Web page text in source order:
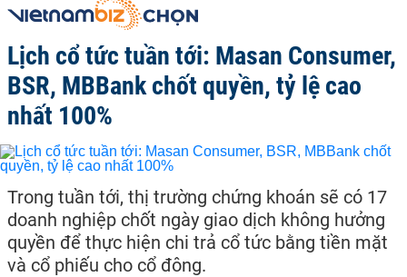
Lịch cổ tức tuần tới: Masan Consumer,
BSR, MBBank chốt quyền, tỷ lệ cao
nhất 100%
Trong tuần tới, thị trường chứng khoán sẽ có 17
doanh nghiệp chốt ngày giao dịch không hưởng
quyền để thực hiện chi trả cổ tức bằng tiền mặt
và cổ phiếu cho cổ đông.